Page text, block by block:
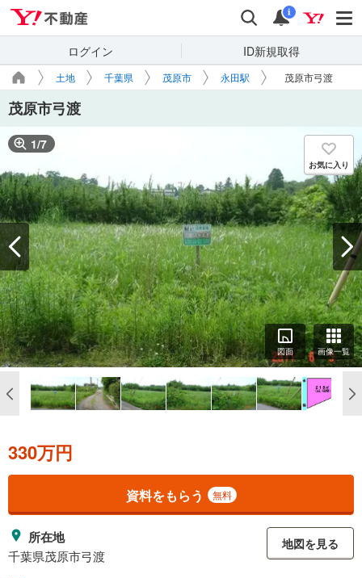
検索 通知
i
ログイン ID新規取得
土地 千葉県 茂原市 永田駅 茂原市弓渡
茂原市弓渡
1/7
お気に入り
図面 画像一覧
330万円
資料をもらう 無料
所在地
千葉県茂原市弓渡
地図を見る